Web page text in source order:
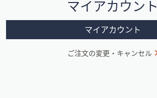
ン
マイアカウント
マイアカウント
ご注文の変更・キャンセル